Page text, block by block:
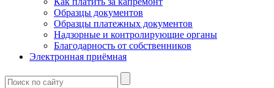
Образцы документов
Образцы платежных документов
Надзорные и контролирующие органы
Благодарность от собственников
Электронная приёмная